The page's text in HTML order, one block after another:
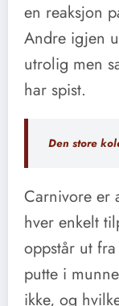
en reaksjon
Andre igjen
utrolig men
har spist.
Den store
Carnivore er
hver enkelt
oppstår ut
putte i
ikke, og